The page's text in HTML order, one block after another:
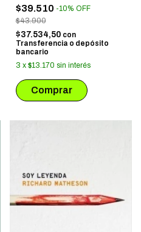
$39.510 -10% OFF
$43.900
$37.534,50 con
Transferencia o depósito
bancario
3 x $13.170 sin interés